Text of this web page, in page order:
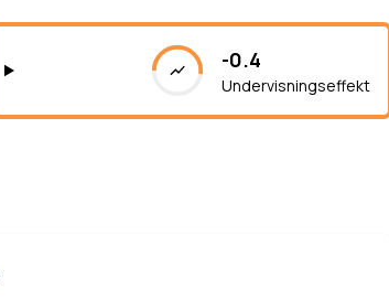
-0.4
Undervisningseffekt